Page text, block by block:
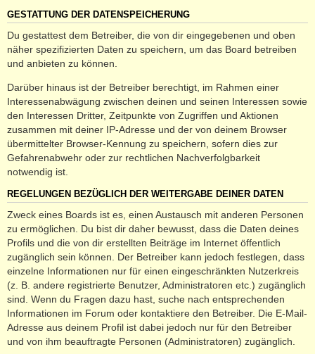
GESTATTUNG DER DATENSPEICHERUNG
Du gestattest dem Betreiber, die von dir eingegebenen und oben
näher spezifizierten Daten zu speichern, um das Board betreiben
und anbieten zu können.
Darüber hinaus ist der Betreiber berechtigt, im Rahmen einer
Interessenabwägung zwischen deinen und seinen Interessen sowie
den Interessen Dritter, Zeitpunkte von Zugriffen und Aktionen
zusammen mit deiner IP-Adresse und der von deinem Browser
übermittelter Browser-Kennung zu speichern, sofern dies zur
Gefahrenabwehr oder zur rechtlichen Nachverfolgbarkeit
notwendig ist.
REGELUNGEN BEZÜGLICH DER WEITERGABE DEINER DATEN
Zweck eines Boards ist es, einen Austausch mit anderen Personen
zu ermöglichen. Du bist dir daher bewusst, dass die Daten deines
Profils und die von dir erstellten Beiträge im Internet öffentlich
zugänglich sein können. Der Betreiber kann jedoch festlegen, dass
einzelne Informationen nur für einen eingeschränkten Nutzerkreis
(z. B. andere registrierte Benutzer, Administratoren etc.) zugänglich
sind. Wenn du Fragen dazu hast, suche nach entsprechenden
Informationen im Forum oder kontaktiere den Betreiber. Die E-Mail-
Adresse aus deinem Profil ist dabei jedoch nur für den Betreiber
und von ihm beauftragte Personen (Administratoren) zugänglich.